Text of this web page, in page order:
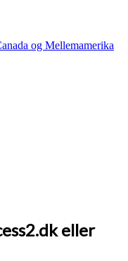
og Mellemamerika
eller